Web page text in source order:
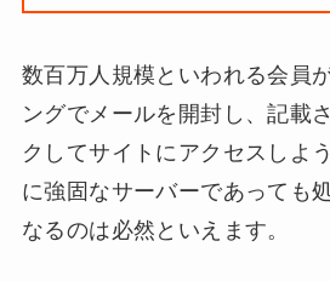
数百万人規模といわれる会員
ングでメールを開封し、記載
クしてサイトにアクセスしよ
に強固なサーバーであっても
なるのは必然といえます。